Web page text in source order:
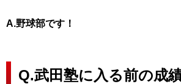
A.野球部です！
Q.武田塾に入る前の成